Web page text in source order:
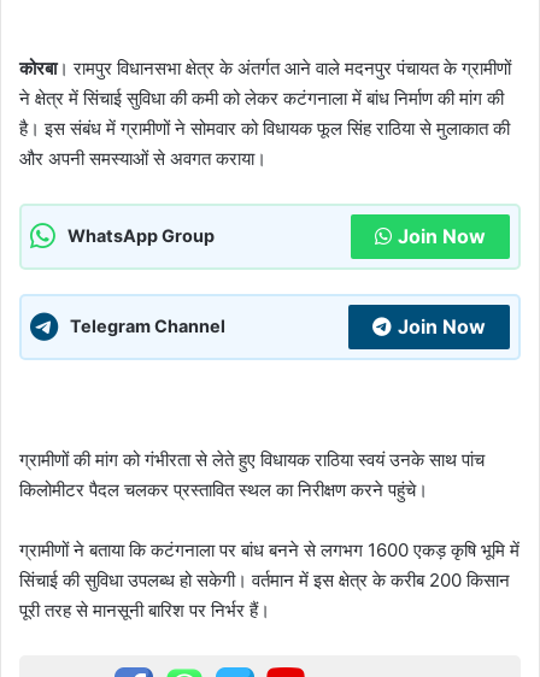
कोरबा। रामपुर विधानसभा क्षेत्र के अंतर्गत आने वाले मदनपुर पंचायत के ग्रामीणों
ने क्षेत्र में सिंचाई सुविधा की कमी को लेकर कटंगनाला में बांध निर्माण की मांग की
है। इस संबंध में ग्रामीणों ने सोमवार को विधायक फूल सिंह राठिया से मुलाकात की
और अपनी समस्याओं से अवगत कराया।
WhatsApp Group Join Now
Telegram Channel Join Now
ग्रामीणों की मांग को गंभीरता से लेते हुए विधायक राठिया स्वयं उनके साथ पांच
किलोमीटर पैदल चलकर प्रस्तावित स्थल का निरीक्षण करने पहुंचे।
ग्रामीणों ने बताया कि कटंगनाला पर बांध बनने से लगभग 1600 एकड़ कृषि भूमि में
सिंचाई की सुविधा उपलब्ध हो सकेगी। वर्तमान में इस क्षेत्र के करीब 200 किसान
पूरी तरह से मानसूनी बारिश पर निर्भर हैं।